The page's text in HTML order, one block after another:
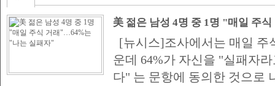
美 젊은 남성 4명 중 1명 "매일 주
패자"
[뉴시스]조사에서는 매일 주
운데 64%가 자신을 "실패자
다" 는 문항에 동의한 것으로